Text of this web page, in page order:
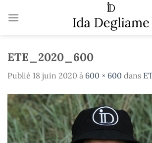
ETE_2020_600
Publié 18 juin 2020 à 600 × 600 dans